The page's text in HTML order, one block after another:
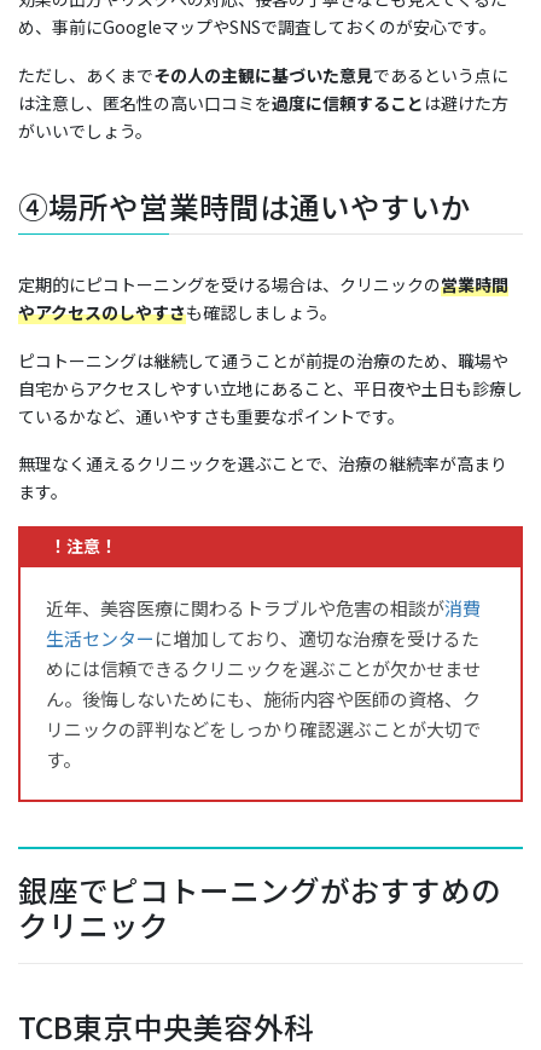
め、事前にGoogleマップやSNSで調査しておくのが安心です。
ただし、あくまでその人の主観に基づいた意見であるという点に
は注意し、匿名性の高い口コミを過度に信頼すること は避けた方
がいいでしょう。
④場所や営業時間は通いやすいか
定期的にピコトーニングを受ける場合は、クリニックの営業時間
やアクセスのしやすさも確認しましょう。
ピコトーニングは継続して通うことが前提の治療のため、職場や
自宅からアクセスしやすい立地にあること、平日夜や土日も診療し
ているかなど、通いやすさも重要なポイントです。
無理なく通えるクリニックを選ぶことで、治療の継続率が高まり
ます。
！注意！
近年、美容医療に関わるトラブルや危害の相談が消費
生活センターに増加しており、適切な治療を受けるた
めには信頼できるクリニックを選ぶことが欠かせませ
ん。後悔しないためにも、施術内容や医師の資格、ク
リニックの評判などをしっかり確認選ぶことが大切で
す。
銀座でピコトーニングがおすすめの
クリニック
TCB東京中央美容外科